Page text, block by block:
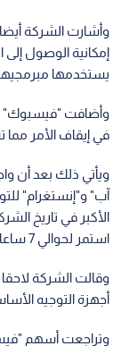
وأشارت الشركة
إمكانية الوصول إلى
يستخدمها
وأضافت "فيسبوك"
في إيقاف الأمر
ويأتي ذلك بعد أن
آب" و"إنستغرام"
الأكبر في تاريخ
استمر لحوالي 7 ساعات.
وقالت الشركة
أجهزة التوجيه